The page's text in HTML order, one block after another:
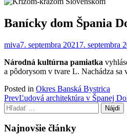
Banícky dom Špania
miva7. septembra 2021 7. septembra
Národná kultúrna pamiatka
a pôdorysom v tvare L. Nachádza
Posted in Okres Banská Bystrica
Post
navigation
PrevĽudová architektúra v Španej
Hľadať:
Najnovšie články